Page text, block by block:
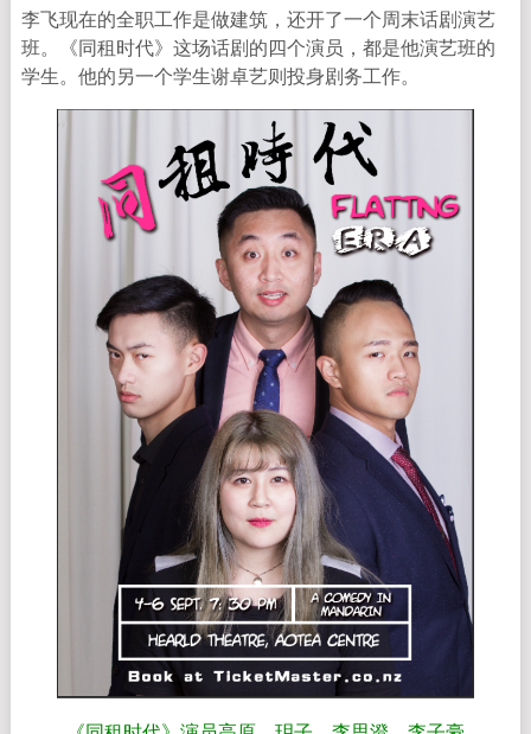
李飞现在的全职工作是做建筑，还开了一个周末话剧演艺
班。《同租时代》这场话剧的四个演员，都是他演艺班的
学生。他的另一个学生谢卓艺则投身剧务工作。